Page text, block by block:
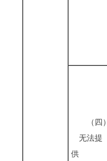
（四）
无法提
供